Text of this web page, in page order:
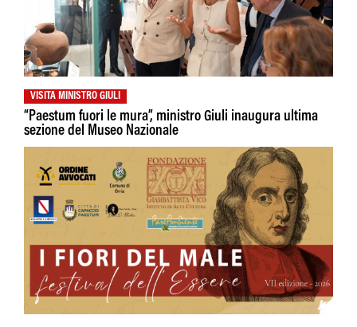
VISITA MINISTRO GIULI
“Paestum fuori le mura”, ministro Giuli inaugura ultima
sezione del Museo Nazionale